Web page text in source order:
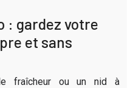
: gardez votre
et sans
fraîcheur ou un nid à